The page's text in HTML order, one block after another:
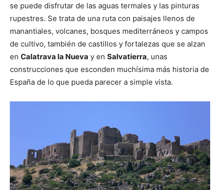
se puede disfrutar de las aguas termales y las pinturas
rupestres. Se trata de una ruta con paisajes llenos de
manantiales, volcanes, bosques mediterráneos y campos
de cultivo, también de castillos y fortalezas que se alzan
en Calatrava la Nueva y en Salvatierra, unas
construcciones que esconden muchísima más historia de
España de lo que pueda parecer a simple vista.